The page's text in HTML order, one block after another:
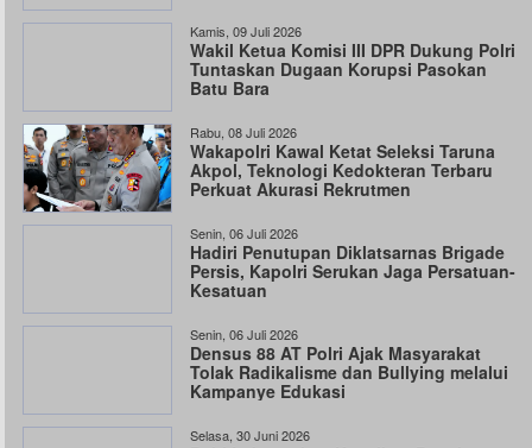
Kamis, 09 Juli 2026
Wakil Ketua Komisi III DPR Dukung Polri
Tuntaskan Dugaan Korupsi Pasokan
Batu Bara
Rabu, 08 Juli 2026
Wakapolri Kawal Ketat Seleksi Taruna
Akpol, Teknologi Kedokteran Terbaru
Perkuat Akurasi Rekrutmen
Senin, 06 Juli 2026
Hadiri Penutupan Diklatsarnas Brigade
Persis, Kapolri Serukan Jaga Persatuan-
Kesatuan
Senin, 06 Juli 2026
Densus 88 AT Polri Ajak Masyarakat
Tolak Radikalisme dan Bullying melalui
Kampanye Edukasi
Selasa, 30 Juni 2026